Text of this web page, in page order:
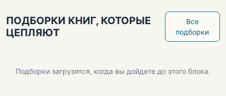
ПОДБОРКИ КНИГ, КОТОРЫЕ
ЦЕПЛЯЮТ
Все
подборки
Подборки загрузятся, когда вы дойдете до этого блока.